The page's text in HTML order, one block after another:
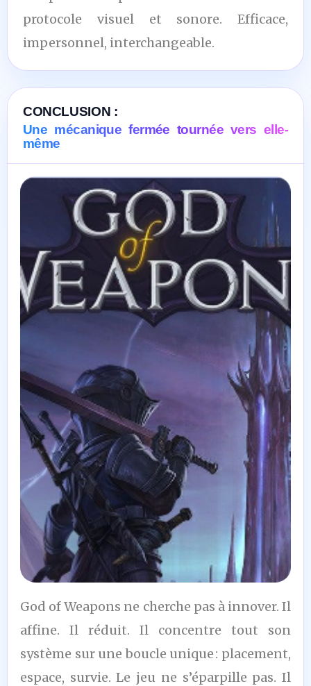
protocole visuel et sonore. Efficace,
impersonnel, interchangeable.
CONCLUSION :
Une mécanique fermée tournée vers elle-
même
6
/10
God of Weapons ne cherche pas à innover. Il
affine. Il réduit. Il concentre tout son
système sur une boucle unique : placement,
espace, survie. Le jeu ne s’éparpille pas. Il